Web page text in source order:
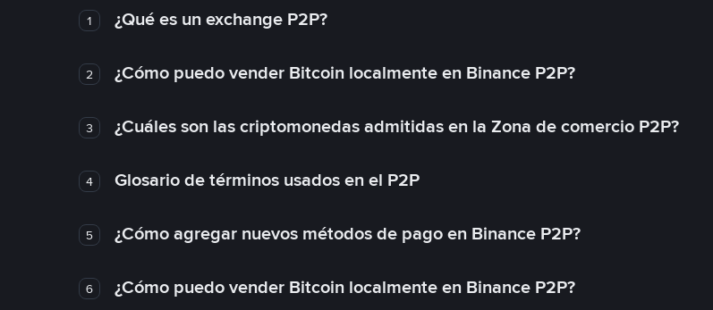
1 ¿Qué es un exchange P2P?
2 ¿Cómo puedo vender Bitcoin localmente en Binance P2P?
3 ¿Cuáles son las criptomonedas admitidas en la Zona de comercio P2P?
4 Glosario de términos usados en el P2P
5 ¿Cómo agregar nuevos métodos de pago en Binance P2P?
6 ¿Cómo puedo vender Bitcoin localmente en Binance P2P?